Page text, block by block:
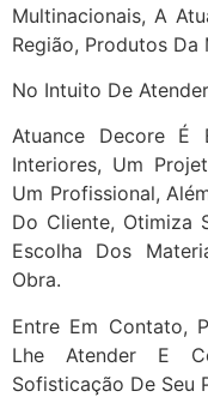
Multinacionais, A
Região, Produtos Da
No Intuito De
Atuance Decore É
Interiores, Um
Um Profissional,
Do Cliente, Otimiza
Escolha Dos
Obra.
Entre Em Contato,
Lhe Atender E
Sofisticação De Seu